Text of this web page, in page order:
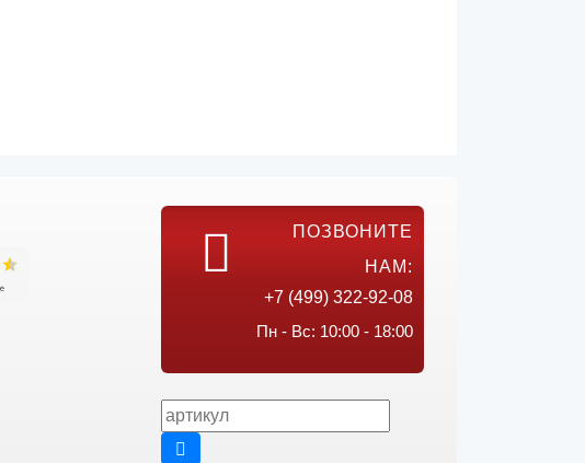
ПОЗВОНИТЕ
НАМ:
+7 (499) 322-92-08
Пн - Вс: 10:00 - 18:00